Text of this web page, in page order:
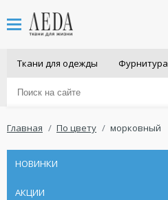
Ткани для одежды Фурнитура
Главная По цвету морковный
НОВИНКИ
АКЦИИ